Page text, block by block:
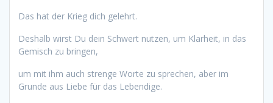
Das hat der Krieg dich gelehrt.
Deshalb wirst Du dein Schwert nutzen, um Klarheit, in das
Gemisch zu bringen,
um mit ihm auch strenge Worte zu sprechen, aber im
Grunde aus Liebe für das Lebendige.